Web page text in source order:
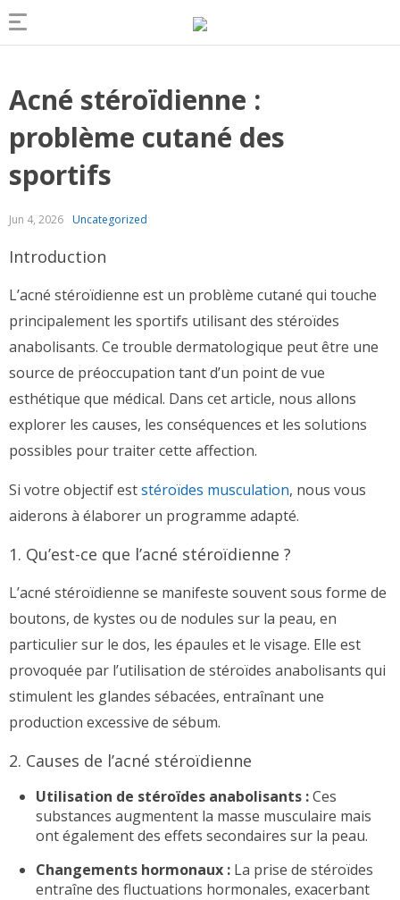
Acné stéroïdienne :
problème cutané des
sportifs
Jun 4, 2026 Uncategorized
Introduction
L’acné stéroïdienne est un problème cutané qui touche
principalement les sportifs utilisant des stéroïdes
anabolisants. Ce trouble dermatologique peut être une
source de préoccupation tant d’un point de vue
esthétique que médical. Dans cet article, nous allons
explorer les causes, les conséquences et les solutions
possibles pour traiter cette affection.
Si votre objectif eststéroïdes musculation, nous vous
aiderons à élaborer un programme adapté.
1. Qu’est-ce que l’acné stéroïdienne ?
L’acné stéroïdienne se manifeste souvent sous forme de
boutons, de kystes ou de nodules sur la peau, en
particulier sur le dos, les épaules et le visage. Elle est
provoquée par l’utilisation de stéroïdes anabolisants qui
stimulent les glandes sébacées, entraînant une
production excessive de sébum.
2. Causes de l’acné stéroïdienne
Utilisation de stéroïdes anabolisants :Ces
substances augmentent la masse musculaire mais
ont également des effets secondaires sur la peau.
Changements hormonaux : La prise de stéroïdes
entraîne des fluctuations hormonales, exacerbant